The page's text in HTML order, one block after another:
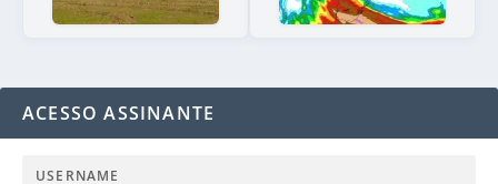
ACESSO ASSINANTE